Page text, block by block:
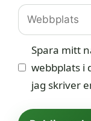
Webbplats
Spara mitt
webbplats i
jag skriver